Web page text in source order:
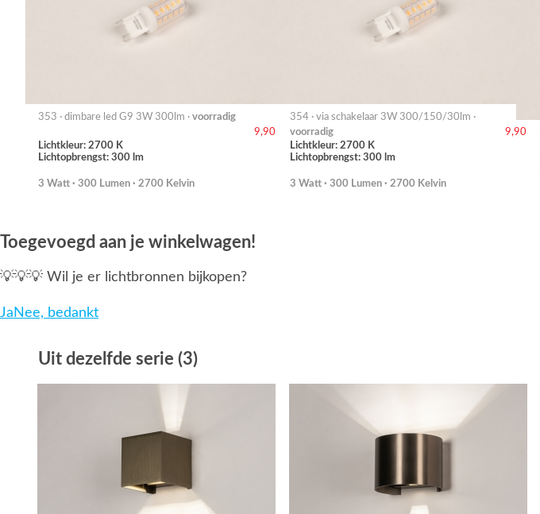
353 · dimbare led G9 3W 300lm · voorradig
9,90
Lichtkleur: 2700 K
Lichtopbrengst: 300 lm
3 Watt · 300 Lumen · 2700 Kelvin
354 · via schakelaar 3W 300/150/30lm ·
voorradig
9,90
Lichtkleur: 2700 K
Lichtopbrengst: 300 lm
3 Watt · 300 Lumen · 2700 Kelvin
Toegevoegd aan je winkelwagen!
💡💡💡 Wil je er lichtbronnen bijkopen?
Ja Nee, bedankt
Uit dezelfde serie (3)